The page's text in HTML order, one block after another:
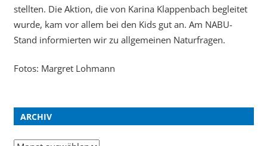
stellten. Die Aktion, die von Karina Klappenbach begleitet
wurde, kam vor allem bei den Kids gut an. Am NABU-
Stand informierten wir zu allgemeinen Naturfragen.
Fotos: Margret Lohmann
ARCHIV